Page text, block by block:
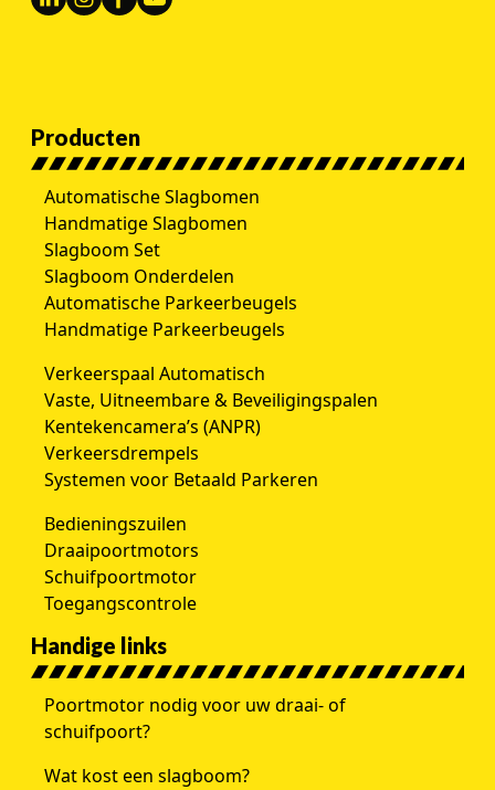
Producten
Automatische Slagbomen
Handmatige Slagbomen
Slagboom Set
Slagboom Onderdelen
Automatische Parkeerbeugels
Handmatige Parkeerbeugels
Verkeerspaal Automatisch
Vaste, Uitneembare & Beveiligingspalen
Kentekencamera’s (ANPR)
Verkeersdrempels
Systemen voor Betaald Parkeren
Bedieningszuilen
Draaipoortmotors
Schuifpoortmotor
Toegangscontrole
Handige links
Poortmotor nodig voor uw draai- of
schuifpoort?
Wat kost een slagboom?